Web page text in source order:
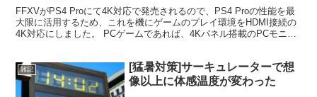
FFXVがPS4 Proにて4K対応で発売されるので、PS4 Proの性能を最
大限に活用するため、これを機にゲームのプレイ環境をHDMI接続の
4K対応にしました。 PCゲームであれば、4Kパネル搭載のPCモニタ
雑記
[猛暑対策]サーキュレーターで想
像以上に体感温度が変わった